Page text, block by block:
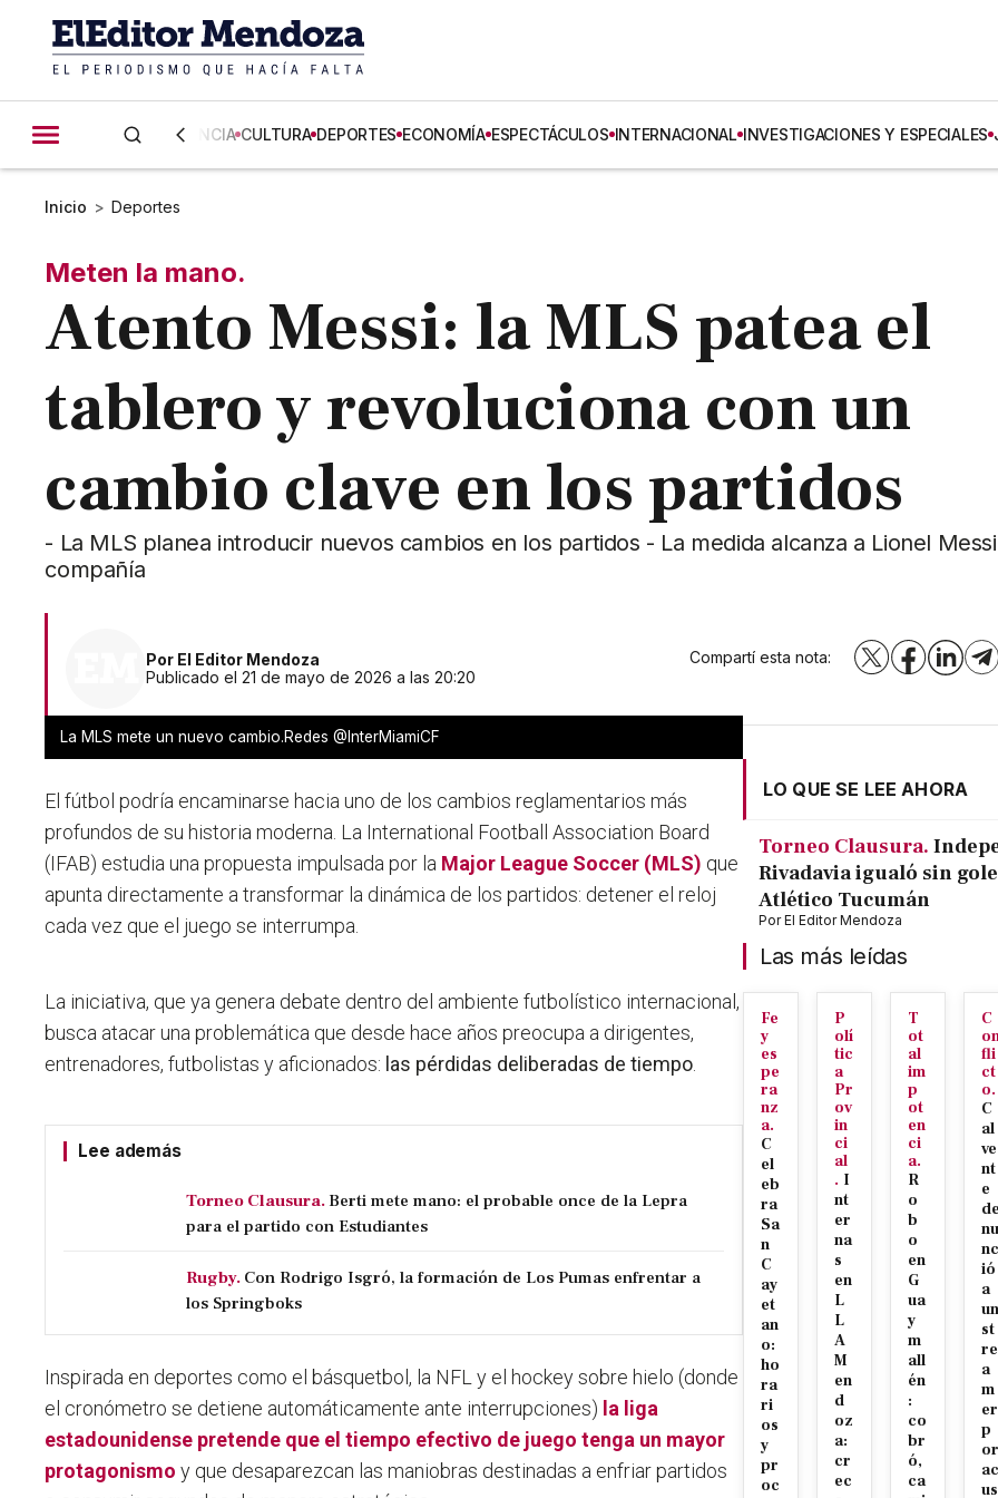
CIENCIA CULTURA DEPORTES ECONOMÍA ESPECTÁCULOS INTERNACIONAL INVESTIGACIONES Y ESPECIALES
Inicio > Deportes
Meten la mano.
Atento Messi: la MLS patea el
tablero y revoluciona con un
cambio clave en los partidos
- La MLS planea introducir nuevos cambios en los partidos - La medida alcanza a Lionel
compañía
Por El Editor Mendoza
Publicado el 21 de mayo de 2026 a las 20:20
Compartí esta nota: X Facebook
La MLS mete un nuevo cambio.Redes @InterMiamiCF
El fútbol podría encaminarse hacia uno de los cambios reglamentarios más
profundos de su historia moderna. La International Football Association Board
(IFAB) estudia una propuesta impulsada por la Major League Soccer (MLS) que
apunta directamente a transformar la dinámica de los partidos: detener el reloj
cada vez que el juego se interrumpa.
La iniciativa, que ya genera debate dentro del ambiente futbolístico internacional,
busca atacar una problemática que desde hace años preocupa a dirigentes,
entrenadores, futbolistas y aficionados: las pérdidas deliberadas de tiempo
Lee además
Torneo Clausura. Berti mete mano: el probable once de la Lepra
para el partido con Estudiantes
Rugby. Con Rodrigo Isgró, la formación de Los Pumas enfrentar a
los Springboks
Inspirada en deportes como el básquetbol, la NFL y el hockey sobre hielo (donde
el cronómetro se detiene automáticamente ante interrupciones) la liga
estadounidense pretende que el tiempo efectivo de juego tenga un mayor
protagonismo y que desaparezcan las maniobras destinadas a enfriar partidos
LO QUE SE LEE AHORA
Torneo Clausura.
Rivadavia igualó sin
Atlético Tucumán
PorEl Editor Mendoza
Las más leídas
Fe
y
es
pe
ra
nz
a.
C
el
eb
ra
Sa
n
C
ay
et
an
o:
ho
ra
ri
os
y
pr
oc
P
olí
tic
a
Pr
ov
in
ci
al
. I
nt
er
na
s
en
L
L
A
M
en
d
oz
a:
cr
ec
T
ot
al
im
p
ot
en
ci
a.
R
o
b
o
en
G
ua
y
m
all
én
:
co
br
ó,
ca
C
fli
ct
o.
C
al
ve
nt
e
de
nu
nc
ió
a
un
st
re
a
m
er
p
or
ac
us